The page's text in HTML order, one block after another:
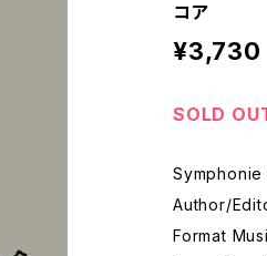
コア
¥3,730
SOLD
Author/
Format